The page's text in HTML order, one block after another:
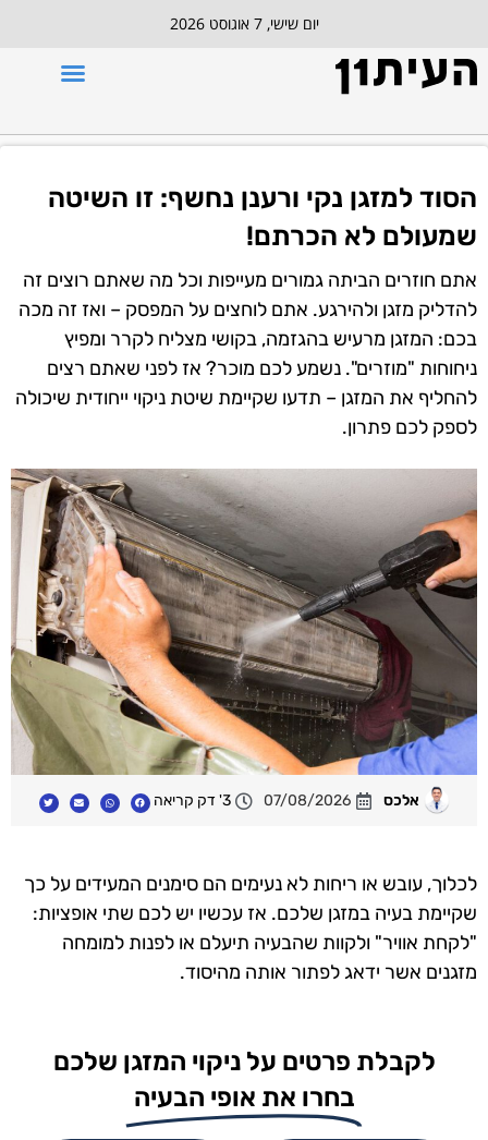
יום שישי, 7 אוגוסט 2026
הסוד למזגן נקי ורענן נחשף: זו השיטה
שמעולם לא הכרתם!
אתם חוזרים הביתה גמורים מעייפות וכל מה שאתם רוצים זה
להדליק מזגן ולהירגע. אתם לוחצים על המפסק – ואז זה מכה
בכם: המזגן מרעיש בהגזמה, בקושי מצליח לקרר ומפיץ
ניחוחות "מוזרים". נשמע לכם מוכר? אז לפני שאתם רצים
להחליף את המזגן – תדעו שקיימת שיטת ניקוי ייחודית שיכולה
לספק לכם פתרון.
אלכס 07/08/2026 3' דק קריאה
לכלוך, עובש או ריחות לא נעימים הם סימנים המעידים על כך
שקיימת בעיה במזגן שלכם. אז עכשיו יש לכם שתי אופציות:
"לקחת אוויר" ולקוות שהבעיה תיעלם או לפנות למומחה
מזגנים אשר ידאג לפתור אותה מהיסוד.
לקבלת פרטים על ניקוי המזגן שלכם​
בחרו את אופי הבעיה